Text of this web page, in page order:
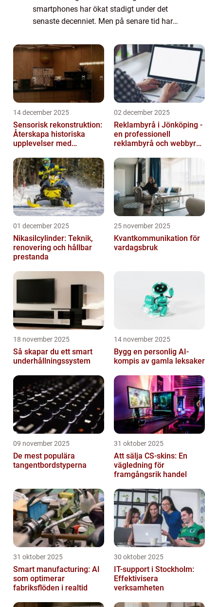
smartphones har ökat stadigt under det
senaste decenniet. Men på senare tid har
vissa appar kraschar sporadiskt. Detta
problem kan v...
14 december 2025
Sensorisk rekonstruktion:
Återskapa historiska
upplevelser med
02 december 2025
Reklambyrå i Jönköping -
en professionell
reklambyrå och webbyrå
kommunikati...
01 december 2025
Nikasilcylinder: Teknik,
renovering och hållbar
prestanda
25 november 2025
Kvantkommunikation för
vardagsbruk
18 november 2025
Så skapar du ett smart
underhållningssystem
14 november 2025
Bygg en personlig AI-
kompis av gamla leksaker
09 november 2025
De mest populära
tangentbordstyperna
31 oktober 2025
Att sälja CS-skins: En
vägledning för
framgångsrik handel
31 oktober 2025
Smart manufacturing: AI
som optimerar
fabriksflöden i realtid
30 oktober 2025
IT-support i Stockholm:
Effektivisera
verksamheten